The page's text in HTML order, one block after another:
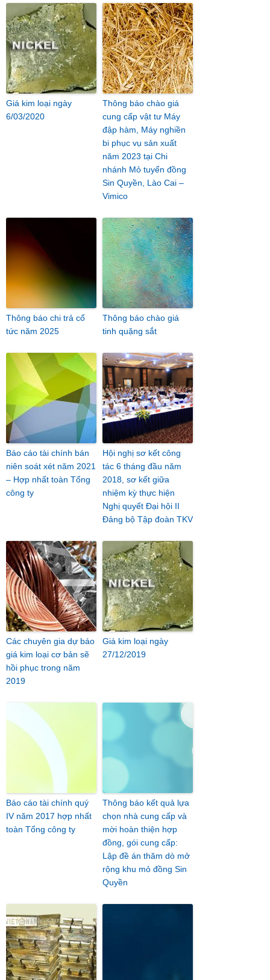
Giá kim loại ngày
6/03/2020
Thông báo chào giá
cung cấp vật tư Máy
đập hàm, Máy nghiền
bi phục vụ sản xuất
năm 2023 tại Chi
nhánh Mỏ tuyển đồng
Sin Quyền, Lào Cai –
Vimico
Thông báo chi trả cổ
tức năm 2025
Thông báo chào giá
tinh quặng sắt
Báo cáo tài chính bán
niên soát xét năm 2021
– Hợp nhất toàn Tổng
công ty
Hội nghị sơ kết công
tác 6 tháng đầu năm
2018, sơ kết giữa
nhiệm kỳ thực hiện
Nghị quyết Đại hội II
Đảng bộ Tập đoàn TKV
Các chuyên gia dự báo
giá kim loại cơ bản sẽ
hồi phục trong năm
2019
Giá kim loại ngày
27/12/2019
Báo cáo tài chính quý
IV năm 2017 hợp nhất
toàn Tổng công ty
Thông báo kết quả lựa
chọn nhà cung cấp và
mời hoàn thiện hợp
đồng, gói cung cấp:
Lập đề án thăm dò mở
rộng khu mỏ đồng Sin
Quyền